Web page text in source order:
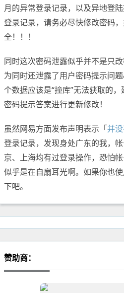
月的异常登录记录，以及异地登
登录记录，请务必尽快修改密码
全！！！
同时这次密码泄露似乎并不是只
为同时还泄露了用户密码提示问
个数据应该是“撞库”无法获取的
密码提示答案进行更新修改！
虽然网易方面发布声明表示「并
登录记录，发现身处广东的我，
京、上海均有过登录操作，恐怕
似乎是在自扇耳光啊。如果你也
下吧。
赞助商：